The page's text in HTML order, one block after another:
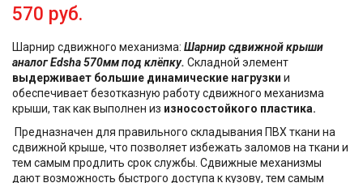
570 руб.
Шарнир сдвижного механизма: Шарнир сдвижной крыши
аналог Еdsha 570мм под клёпку. Складной элемент
выдерживает большие динамические нагрузки и
обеспечивает безотказную работу сдвижного механизма
крыши, так как выполнен из износостойкого пластика.
Предназначен для правильного складывания ПВХ ткани на
сдвижной крыше, что позволяет избежать заломов на ткани и
тем самым продлить срок службы. Сдвижные механизмы
дают возможность быстрого доступа к кузову, тем самым